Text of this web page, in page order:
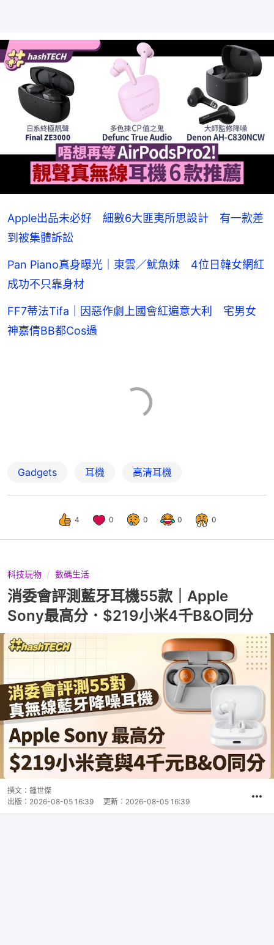
Apple出品未必好 細數6大匪夷所思設計 有一款差
到被集體訴訟
Pan Piano真身曝光｜東雲／魷魚妹 4位日韓女網紅
成功不只靠身材
FF7蒂法Tifa｜因惡作劇上國會紅遍意大利 宅男女
神嘉倩BB都Cos過
Gadgets 耳機 高清耳機
4 0 0 0 0
科技玩物 數碼生活
消委會評測藍牙耳機55款｜Apple
Sony最高分．$219小米4千B&O同分
撰文： 鍾世傑
出版： 2026-08-05 16:39 更新： 2026-08-05 16:39